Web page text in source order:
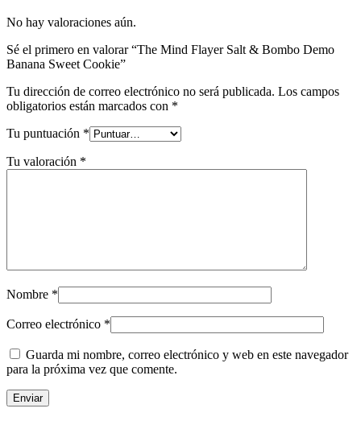
No hay valoraciones aún.
Sé el primero en valorar “The Mind Flayer Salt & Bombo Demo
Banana Sweet Cookie”
Tu dirección de correo electrónico no será publicada. Los campos
obligatorios están marcados con *
Tu puntuación *
Tu valoración *
Nombre *
Correo electrónico *
Guarda mi nombre, correo electrónico y web en este navegador
para la próxima vez que comente.